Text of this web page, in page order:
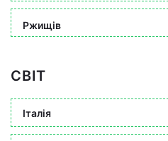
Ржищів
СВІТ
Італія